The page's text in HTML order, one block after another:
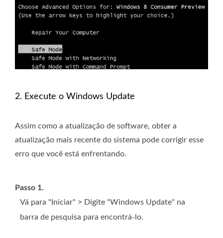
2. Execute o Windows Update
Assim como a atualização de software, obter a
atualização mais recente do sistema pode corrigir esse
erro que você está enfrentando.
Passo 1.
Vá para "Iniciar" > Digite "Windows Update" na
barra de pesquisa para encontrá-lo.